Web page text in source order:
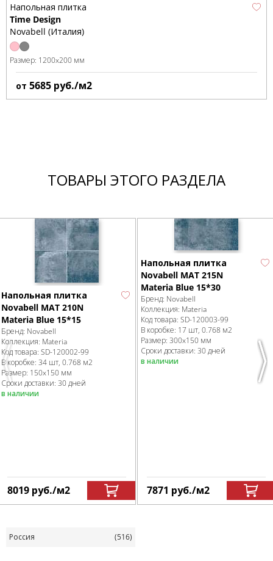
Напольная плитка
Time Design
Novabell (Италия)
Размер: 1200x200 мм
от 5685 руб./м2
ТОВАРЫ ЭТОГО РАЗДЕЛА
Previous
Напольная плитка
Novabell MAT 210N
Materia Blue 15*15
Бренд: Novabell
Коллекция: Materia
Код товара: SD-120002-99
В коробке: 34 шт, 0.768 м2
Размер: 150x150 мм
Сроки доставки: 30 дней
в наличии
8019 руб./м2
Напольная плитка
Novabell MAT 215N
Materia Blue 15*30
Бренд: Novabell
Коллекция: Materia
Код товара: SD-120003-99
В коробке: 17 шт, 0.768 м2
Размер: 300x150 мм
Сроки доставки: 30 дней
в наличии
7871 руб./м2
Россия (516)